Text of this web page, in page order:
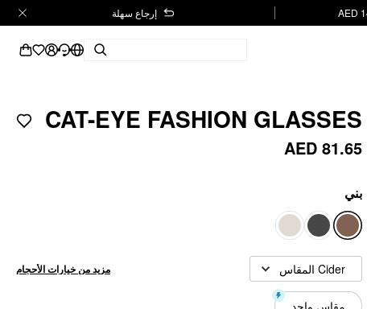
إرجاع سهلة
CAT-EYE FASHION GLASSES
AED 81.65
بني
Cider المقاس مزيد من خيارات الأحجام
مقاس واحد